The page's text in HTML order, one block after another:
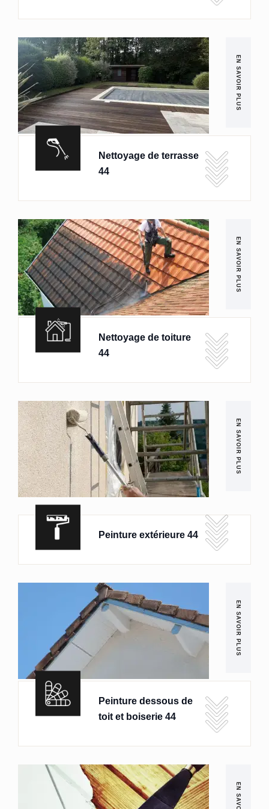
EN SAVOIR PLUS
Nettoyage de terrasse
44
EN SAVOIR PLUS
Nettoyage de toiture
44
EN SAVOIR PLUS
Peinture extérieure 44
EN SAVOIR PLUS
Peinture dessous de
toit et boiserie 44